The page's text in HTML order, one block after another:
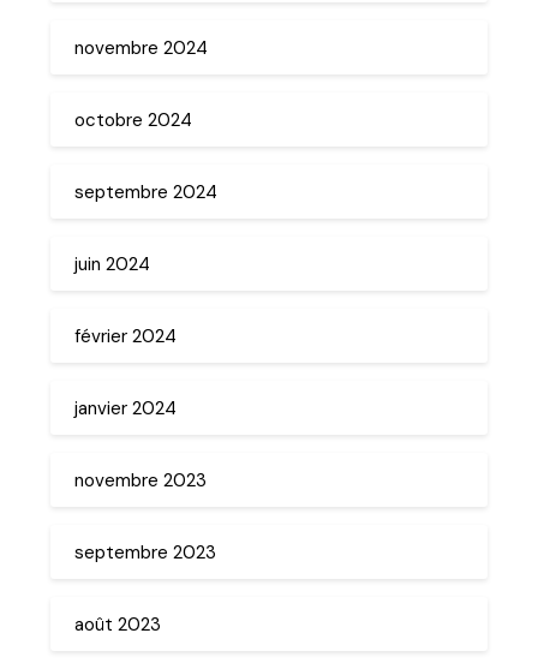
novembre 2024
octobre 2024
septembre 2024
juin 2024
février 2024
janvier 2024
novembre 2023
septembre 2023
août 2023